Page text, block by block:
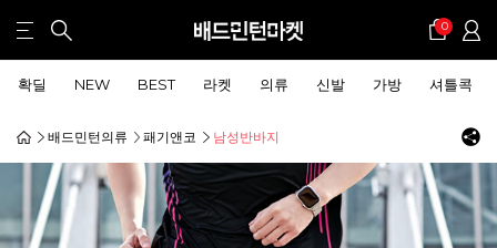
0
확딜 NEW BEST 라켓 의류 신발 가방 셔틀콕
배드민턴의류 패기앤코 남성반바지